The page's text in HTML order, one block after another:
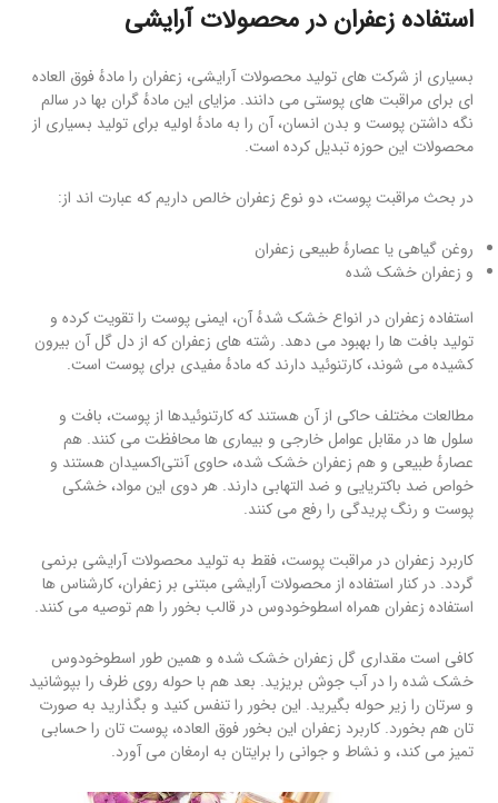
استفاده زعفران در محصولات آرایشی
بسیاری از شرکت های تولید محصولات آرایشی، زعفران را مادهٔ فوق العاده
ای برای مراقبت های پوستی می دانند. مزایای این مادهٔ گران بها در سالم
نگه داشتن پوست و بدن انسان، آن را به مادهٔ اولیه برای تولید بسیاری از
محصولات این حوزه تبدیل کرده است.
در بحث مراقبت پوست، دو نوع زعفران خالص داریم که عبارت اند از:
روغن گیاهی یا عصارهٔ طبیعی زعفران
و زعفران خشک شده
استفاده زعفران در انواع خشک شدهٔ آن، ایمنی پوست را تقویت کرده و
تولید بافت ها را بهبود می دهد. رشته های زعفران که از دل گل آن بیرون
کشیده می شوند، کارتنوئید دارند که مادهٔ مفیدی برای پوست است.
مطالعات مختلف حاکی از آن هستند که کارتنوئیدها از پوست، بافت و
سلول ها در مقابل عوامل خارجی و بیماری ها محافظت می کنند. هم
عصارهٔ طبیعی و هم زعفران خشک شده، حاوی آنتی‌اکسیدان هستند و
خواص ضد باکتریایی و ضد التهابی دارند. هر دوی این مواد، خشکی
پوست و رنگ پریدگی را رفع می کنند.
کاربرد زعفران در مراقبت پوست، فقط به تولید محصولات آرایشی برنمی
گردد. در کنار استفاده از محصولات آرایشی مبتنی بر زعفران، کارشناس ها
استفاده زعفران همراه اسطوخودوس در قالب بخور را هم توصیه می کنند.
کافی است مقداری گل زعفران خشک شده و همین طور اسطوخودوس
خشک شده را در آب جوش بریزید. بعد هم با حوله روی ظرف را بپوشانید
و سرتان را زیر حوله بگیرید. این بخور را تنفس کنید و بگذارید به صورت
تان هم بخورد. کاربرد زعفران این بخور فوق العاده، پوست تان را حسابی
تمیز می کند، و نشاط و جوانی را برایتان به ارمغان می آورد.